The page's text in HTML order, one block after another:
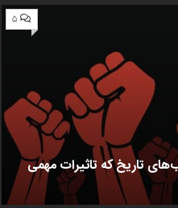
۵
تاریخ که تاثیرات مهمی